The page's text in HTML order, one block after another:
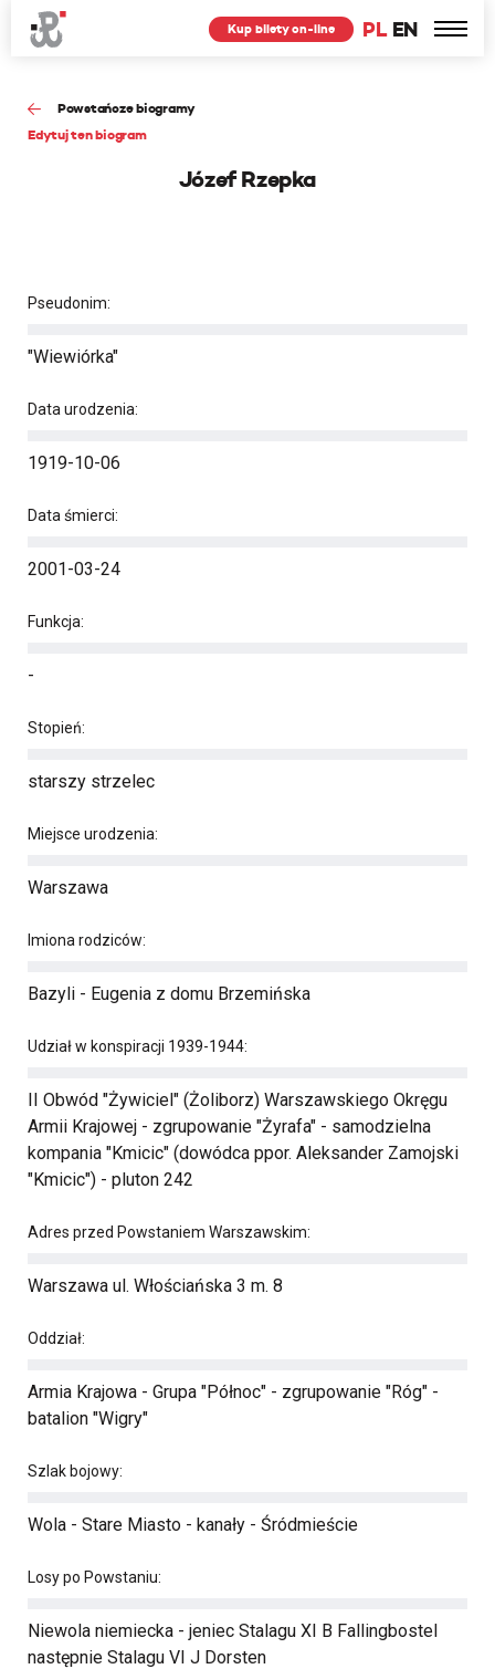
PL EN
Kup bilety on-line
Powstańcze biogramy
Edytuj ten biogram
Józef Rzepka
Pseudonim:
"Wiewiórka"
Data urodzenia:
1919-10-06
Data śmierci:
2001-03-24
Funkcja:
-
Stopień:
starszy strzelec
Miejsce urodzenia:
Warszawa
Imiona rodziców:
Bazyli - Eugenia z domu Brzemińska
Udział w konspiracji 1939-1944:
II Obwód "Żywiciel" (Żoliborz) Warszawskiego Okręgu
Armii Krajowej - zgrupowanie "Żyrafa" - samodzielna
kompania "Kmicic" (dowódca ppor. Aleksander Zamojski
"Kmicic") - pluton 242
Adres przed Powstaniem Warszawskim:
Warszawa ul. Włościańska 3 m. 8
Oddział:
Armia Krajowa - Grupa "Północ" - zgrupowanie "Róg" -
batalion "Wigry"
Szlak bojowy:
Wola - Stare Miasto - kanały - Śródmieście
Losy po Powstaniu:
Niewola niemiecka - jeniec Stalagu XI B Fallingbostel
następnie Stalagu VI J Dorsten